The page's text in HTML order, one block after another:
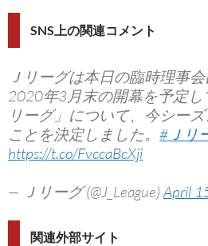
SNS上の関連コメント
Ｊリーグは本日の臨時理事会
2020年3月末の開幕を予定し
リーグ」について、今シー
ことを決定しました。 #Ｊリ
https://t.co/FvccaBcXji
— Ｊリーグ (@J_League) April
関連外部サイト